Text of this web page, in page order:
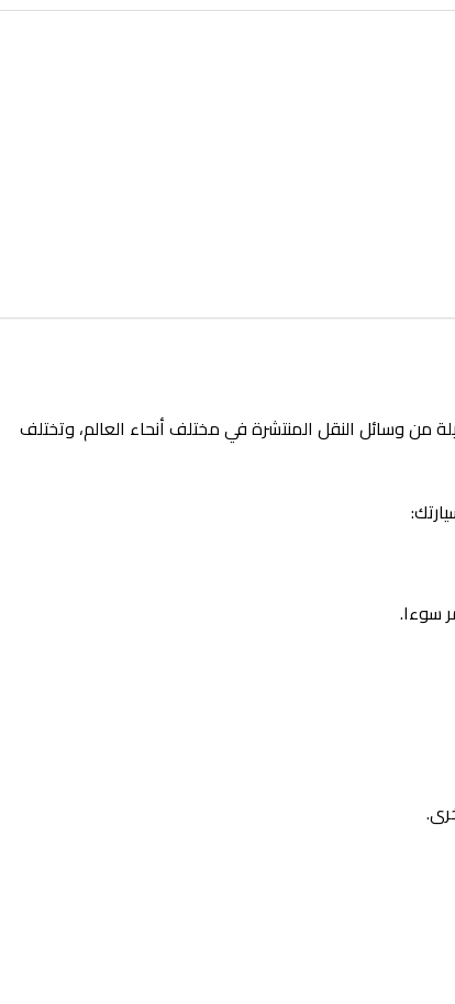
من وسائل النقل المنتشرة في مختلف أنحاء العالم، وتختلف
سوءا.